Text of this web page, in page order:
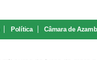
Política Câmara de